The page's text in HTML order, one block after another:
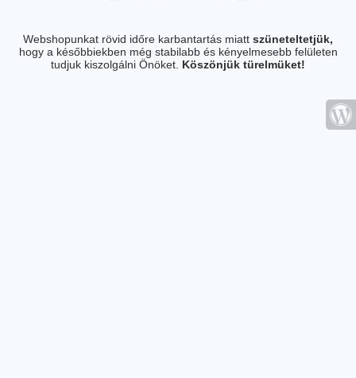
Webshopunkat rövid időre karbantartás miatt szüneteltetjük,
hogy a későbbiekben még stabilabb és kényelmesebb felületen
tudjuk kiszolgálni Önöket. Köszönjük türelmüket!